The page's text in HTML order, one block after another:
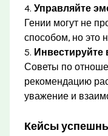
4.Управляйте
Гении могут не
способом, но это
5. Инвестируйте
Советы по
рекомендацию
уважение и
Кейсы